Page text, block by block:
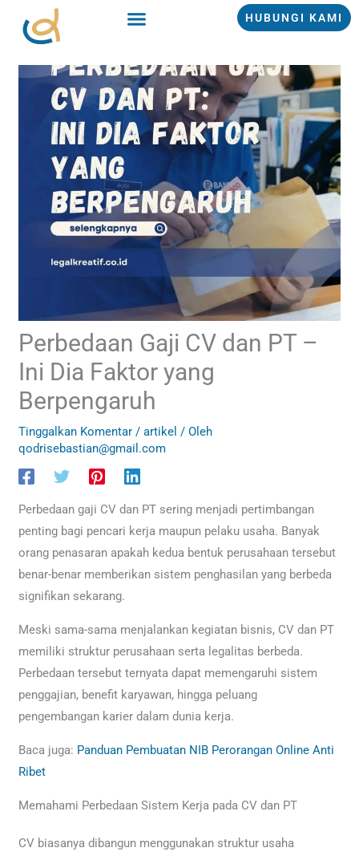
HUBUNGI KAMI
Perbedaan Gaji CV dan PT –
Ini Dia Faktor yang
Berpengaruh
Tinggalkan Komentar /artikel / Oleh
qodrisebastian@gmail.com
Perbedaan gaji CV dan PT sering menjadi pertimbangan
penting bagi pencari kerja maupun pelaku usaha. Banyak
orang penasaran apakah kedua bentuk perusahaan tersebut
benar-benar memberikan sistem penghasilan yang berbeda
signifikan sekarang.
Meski sama-sama menjalankan kegiatan bisnis, CV dan PT
memiliki struktur perusahaan serta legalitas berbeda.
Perbedaan tersebut ternyata dapat memengaruhi sistem
penggajian, benefit karyawan, hingga peluang
pengembangan karier dalam dunia kerja.
Baca juga: Panduan Pembuatan NIB Perorangan Online Anti
Ribet
Memahami Perbedaan Sistem Kerja pada CV dan PT
CV biasanya dibangun menggunakan struktur usaha